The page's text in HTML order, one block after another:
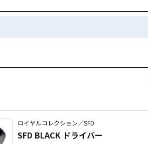
ロイヤルコレクション／SFD
SFD BLACK ドライバー